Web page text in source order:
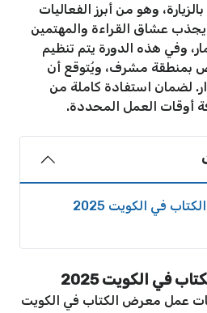
وهو من أبرز الفعاليات
يجذب عشاق القراءة والمهتمين
وفي هذه الدورة يتم تنظيم
بمنطقة مشرف، ويُتوقع أن
لضمان استفادة كاملة من
أوقات العمل المحددة.
في الكويت 2025
في الكويت 2025
عمل معرض الكتاب في الكويت